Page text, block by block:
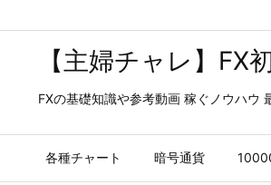
【主婦チャレ】FX
FXの基礎知識や参考動画 稼ぐノウハウ
各種チャート 暗号通貨